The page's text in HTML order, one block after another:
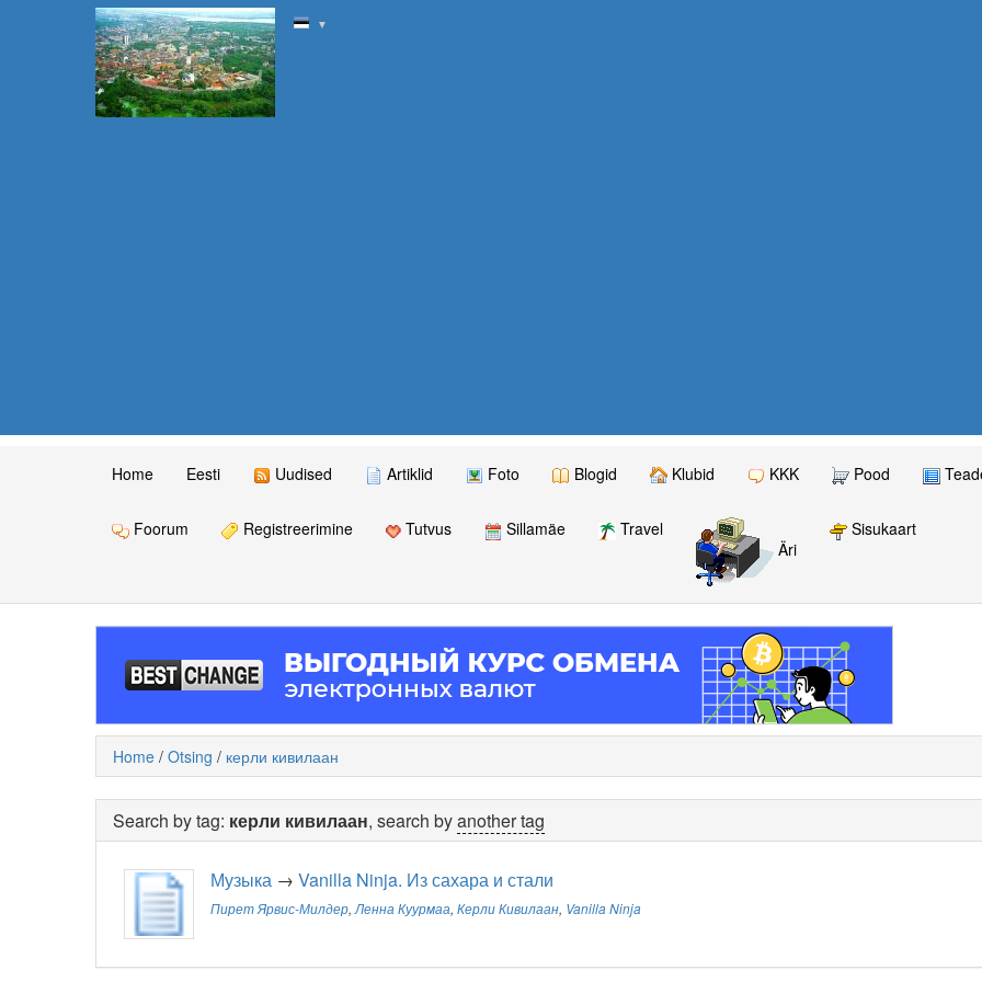
▼
Home Eesti Uudised Artiklid Foto Blogid Klubid KKK Pood
Foorum Registreerimine Tutvus Sillamäe
Travel
Äri
Sisukaart
Home / Otsing / керли кивилаан
Search by tag: керли кивилаан, search byanother tag
Музыка → Vanilla Ninja. Из сахара и стали
Пирет Ярвис-Милдер,Ленна Куурмаа, Керли Кивилаан, Vanilla Ninja